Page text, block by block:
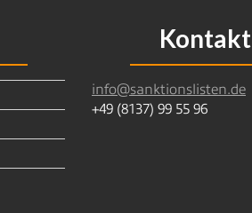
Kontakt
info@sanktionslisten.de
+49 (8137) 99 55 96